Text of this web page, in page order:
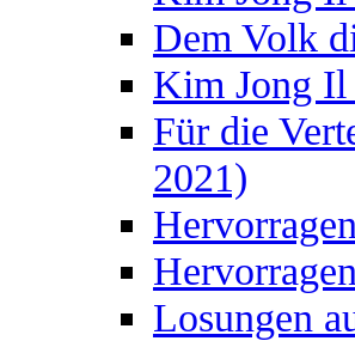
Dem Volk
Kim Jong Il
Für die
2021)
Losungen